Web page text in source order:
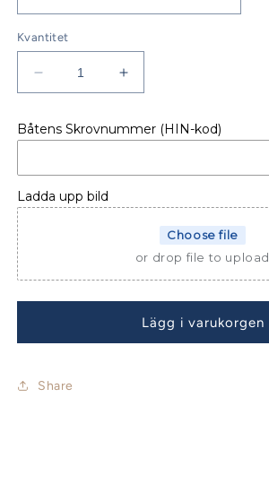
Kvantitet
Minska
kvantitet
KONSOLLSKYDD
ANTARES
11
OB
Öka
kvantitet
KONSOLLSKYDD
ANTARES
OB
(Suzuki)
Båtens Skrovnummer (HIN-kod)
Ladda upp bild
Choose file
or drop file to upload
Lägg i varukorgen
Share